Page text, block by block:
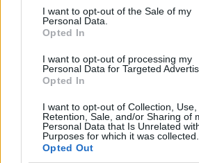
consent section.
I want to opt-out of the Sale of my
Personal Data.
Opted In
I want to opt-out of processing my
Personal Data for Targeted
Opted In
I want to opt-out of Collection, Use,
Retention, Sale, and/or Sharing of
Personal Data that Is Unrelated
Purposes for which it was collected.
Opted Out